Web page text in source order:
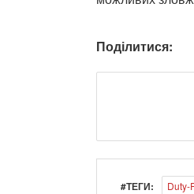
Поділитися:
#ТЕГИ: Duty-